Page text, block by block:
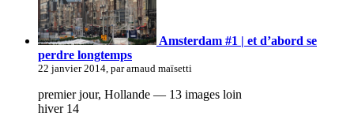
Amsterdam #1 | et d’abord se
perdre longtemps
22 janvier 2014, par arnaud maïsetti
premier jour, Hollande — 13 images loin
hiver 14